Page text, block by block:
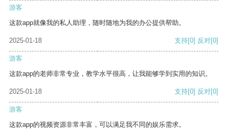
游客
这款app就像我的私人助理，随时随地为我的办公提供帮助。
2025-01-18 支持[0] 反对[0]
游客
这款app的老师非常专业，教学水平很高，让我能够学到实用的知识。
2025-01-18 支持[0] 反对[0]
游客
这款app的视频资源非常丰富，可以满足我不同的娱乐需求。